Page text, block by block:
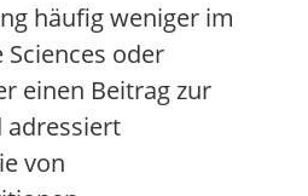
häufig weniger im
Sciences oder
einen Beitrag zur
adressiert
von